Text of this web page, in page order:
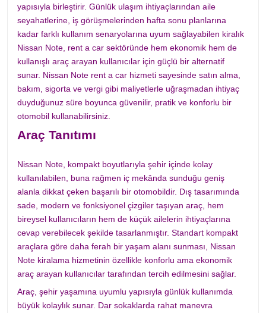
yapısıyla birleştirir. Günlük ulaşım ihtiyaçlarından aile
seyahatlerine, iş görüşmelerinden hafta sonu planlarına
kadar farklı kullanım senaryolarına uyum sağlayabilen kiralık
Nissan Note, rent a car sektöründe hem ekonomik hem de
kullanışlı araç arayan kullanıcılar için güçlü bir alternatif
sunar. Nissan Note rent a car hizmeti sayesinde satın alma,
bakım, sigorta ve vergi gibi maliyetlerle uğraşmadan ihtiyaç
duyduğunuz süre boyunca güvenilir, pratik ve konforlu bir
otomobil kullanabilirsiniz.
Araç Tanıtımı
Nissan Note, kompakt boyutlarıyla şehir içinde kolay
kullanılabilen, buna rağmen iç mekânda sunduğu geniş
alanla dikkat çeken başarılı bir otomobildir. Dış tasarımında
sade, modern ve fonksiyonel çizgiler taşıyan araç, hem
bireysel kullanıcıların hem de küçük ailelerin ihtiyaçlarına
cevap verebilecek şekilde tasarlanmıştır. Standart kompakt
araçlara göre daha ferah bir yaşam alanı sunması, Nissan
Note kiralama hizmetinin özellikle konforlu ama ekonomik
araç arayan kullanıcılar tarafından tercih edilmesini sağlar.
Araç, şehir yaşamına uyumlu yapısıyla günlük kullanımda
büyük kolaylık sunar. Dar sokaklarda rahat manevra